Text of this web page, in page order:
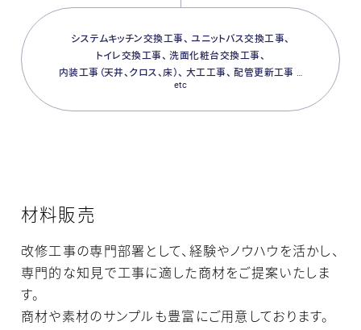
システムキッチン交換工事
ユニットバス交換工事
トイレ交換工事
洗面化粧台交換工事
内装工事（天井、クロス、床）
大工工事 配管更新工事
材料販売
改修工事の専門部署として、経験やノウハウを活かし、
専門的な知見で工事に適した商材をご提案いたしま
す。
商材や素材のサンプルも豊富にご用意しております。